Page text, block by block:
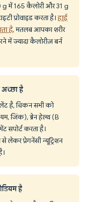
g में 165 कैलोरी और 31 g
प्रोवाइड करता है।हाई
है, मतलब आपका शरीर
में ज्यादा कैलोरीज़ बर्न
है
है, चिकन सभी को
जिंक), ब्रेन हेल्थ (B
सपोर्ट करता है।
से लेकर प्रेगनेंसी न्यूट्रिशन
है